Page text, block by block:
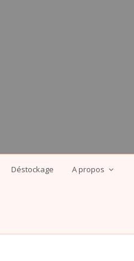
Déstockage A propos